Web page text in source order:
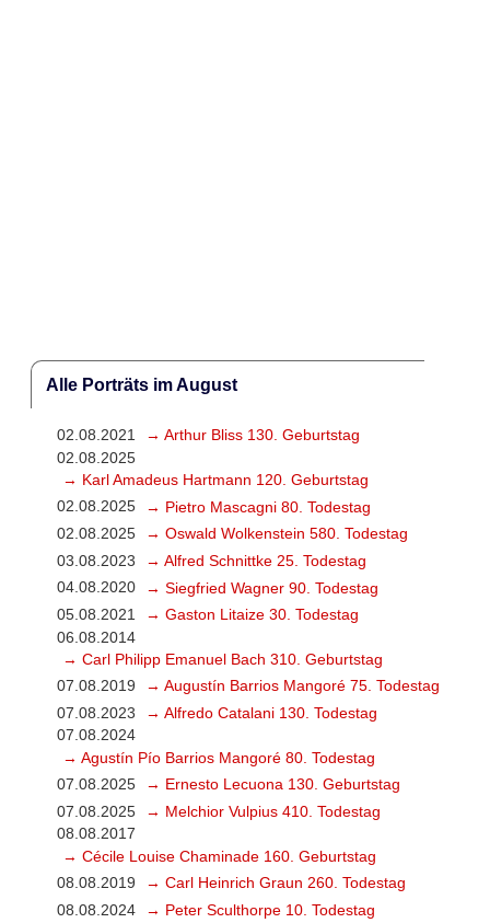
Alle Porträts im August
02.08.2021
→ Arthur Bliss 130. Geburtstag
02.08.2025
→ Karl Amadeus Hartmann 120. Geburtstag
02.08.2025
→ Pietro Mascagni 80. Todestag
02.08.2025
→ Oswald Wolkenstein 580. Todestag
03.08.2023
→ Alfred Schnittke 25. Todestag
04.08.2020
→ Siegfried Wagner 90. Todestag
05.08.2021
→ Gaston Litaize 30. Todestag
06.08.2014
→ Carl Philipp Emanuel Bach 310. Geburtstag
07.08.2019
→ Augustín Barrios Mangoré 75. Todestag
07.08.2023
→ Alfredo Catalani 130. Todestag
07.08.2024
→ Agustín Pío Barrios Mangoré 80. Todestag
07.08.2025
→ Ernesto Lecuona 130. Geburtstag
07.08.2025
→ Melchior Vulpius 410. Todestag
08.08.2017
→ Cécile Louise Chaminade 160. Geburtstag
08.08.2019
→ Carl Heinrich Graun 260. Todestag
08.08.2024
→ Peter Sculthorpe 10. Todestag